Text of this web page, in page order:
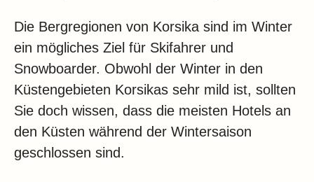
Die Bergregionen von Korsika sind im Winter
ein mögliches Ziel für Skifahrer und
Snowboarder. Obwohl der Winter in den
Küstengebieten Korsikas sehr mild ist, sollten
Sie doch wissen, dass die meisten Hotels an
den Küsten während der Wintersaison
geschlossen sind.